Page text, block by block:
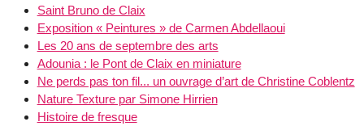
Saint Bruno de Claix
Exposition « Peintures » de Carmen Abdellaoui
Les 20 ans de septembre des arts
Adounia : le Pont de Claix en miniature
Ne perds pas ton fil... un ouvrage d’art de Christine Coblentz
Nature Texture par Simone Hirrien
Histoire de fresque